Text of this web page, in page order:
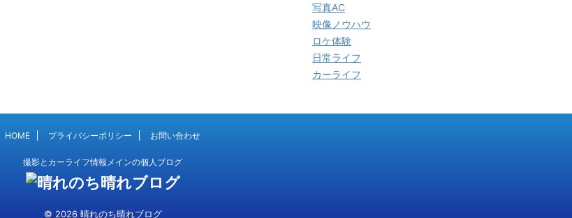
写真AC
映像ノウハウ
ロケ体験
日常ライフ
カーライフ
HOME プライバシーポリシー お問い合わせ
撮影とカーライフ情報メインの個人ブログ
© 2026 晴れのち晴れブログ